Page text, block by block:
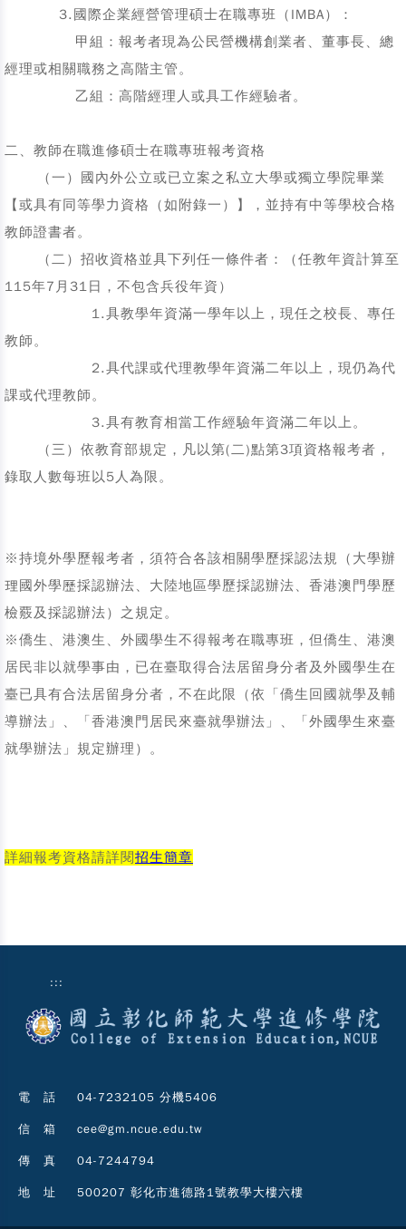
3.國際企業經營管理碩士在職專班（IMBA）：
甲組：報考者現為公民營機構創業者、董事長、總
經理或相關職務之高階主管。
乙組：高階經理人或具工作經驗者。
二、教師在職進修碩士在職專班報考資格
（一）國內外公立或已立案之私立大學或獨立學院畢業
【或具有同等學力資格（如附錄一）】，並持有中等學校合格
教師證書者。
（二）招收資格並具下列任一條件者：（任教年資計算至
115年7月31日，不包含兵役年資）
1.具教學年資滿一學年以上，現任之校長、專任
教師。
2.具代課或代理教學年資滿二年以上，現仍為代
課或代理教師。
3.具有教育相當工作經驗年資滿二年以上。
（三）依教育部規定，凡以第(二)點第3項資格報考者，
錄取人數每班以5人為限。
※持境外學歷報考者，須符合各該相關學歷採認法規（大學辦
理國外學歷採認辦法、大陸地區學歷採認辦法、香港澳門學歷
檢覈及採認辦法）之規定。
※僑生、港澳生、外國學生不得報考在職專班，但僑生、港澳
居民非以就學事由，已在臺取得合法居留身分者及外國學生在
臺已具有合法居留身分者，不在此限（依「僑生回國就學及輔
導辦法」、「香港澳門居民來臺就學辦法」、「外國學生來臺
就學辦法」規定辦理）。
詳細報考資格請詳閱招生簡章
:::
電 話 04-7232105 分機5406
信 箱 cee@gm.ncue.edu.tw
傳 真 04-7244794
地 址 500207 彰化市進德路1號教學大樓六樓